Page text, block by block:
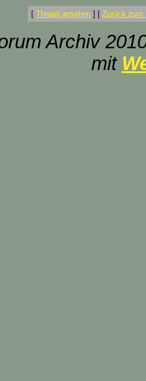
[ Thread ansehen ] [ Zurück zum
Archiv
mit